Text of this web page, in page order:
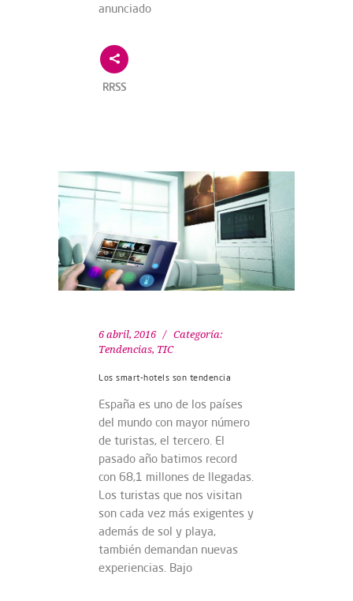
anunciado
RRSS
6 abril, 2016
Categoría:
Tendencias, TIC
Los smart-hotels son tendencia
España es uno de los países
del mundo con mayor número
de turistas, el tercero. El
pasado año batimos record
con 68,1 millones de llegadas.
Los turistas que nos visitan
son cada vez más exigentes y
además de sol y playa,
también demandan nuevas
experiencias. Bajo